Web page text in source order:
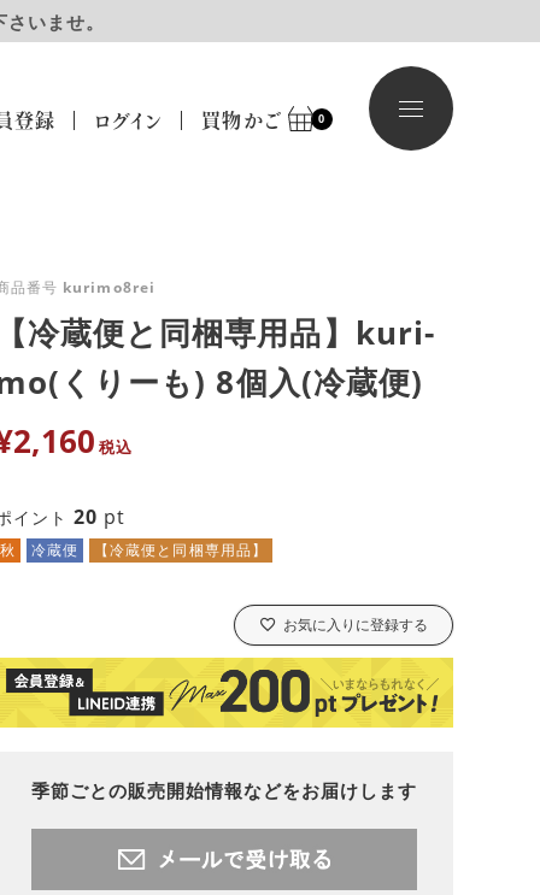
いませ。
登録 ログイン 買物かご 0
品番号 kurimo8rei
冷蔵便と同梱専用品】kuri-
くりーも) 8個入(冷蔵便)
2,160 税込
イント 20 pt
秋 冷蔵便 【冷蔵便と同梱専用品】
お気に入りに登録する
季節ごとの販売開始情報などをお届けします